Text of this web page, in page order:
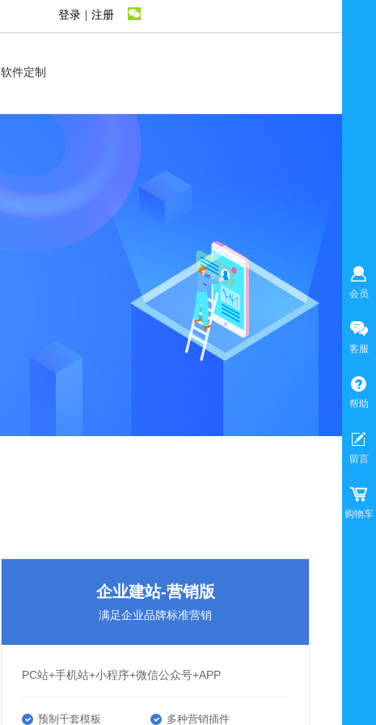
登录 注册
软件定制
企业建站-营销版
满足企业品牌标准营销
PC站+手机站+小程序+微信公众号+APP
预制千套模板 多种营销插件
会员
客服
帮助
留言
购物车